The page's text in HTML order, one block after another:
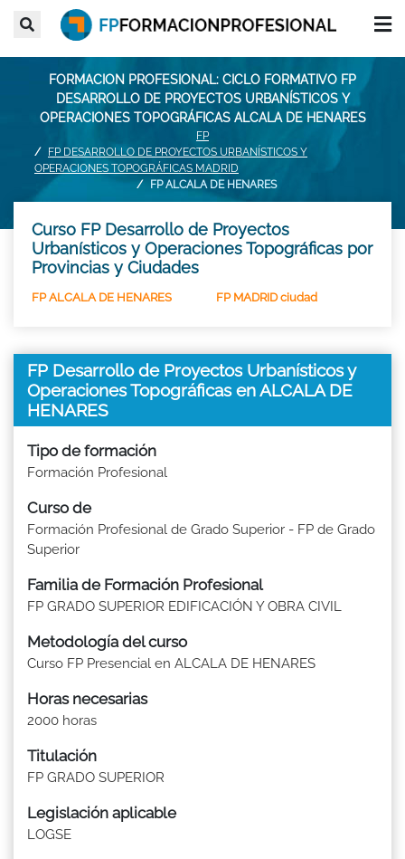
FORMACION PROFESIONAL: CICLO FORMATIVO FP
DESARROLLO DE PROYECTOS URBANÍSTICOS Y
OPERACIONES TOPOGRÁFICAS ALCALA DE HENARES
FP
FP DESARROLLO DE PROYECTOS URBANÍSTICOS Y
OPERACIONES TOPOGRÁFICAS MADRID
FP ALCALA DE HENARES
Curso FP Desarrollo de Proyectos
Urbanísticos y Operaciones Topográficas por
Provincias y Ciudades
FP ALCALA DE HENARES FP MADRID ciudad
FP Desarrollo de Proyectos Urbanísticos y
Operaciones Topográficas en ALCALA DE
HENARES
Tipo de formación
Formación Profesional
Curso de
Formación Profesional de Grado Superior - FP de Grado
Superior
Familia de Formación Profesional
FP GRADO SUPERIOR EDIFICACIÓN Y OBRA CIVIL
Metodología del curso
Curso FP Presencial en ALCALA DE HENARES
Horas necesarias
2000 horas
Titulación
FP GRADO SUPERIOR
Legislación aplicable
LOGSE